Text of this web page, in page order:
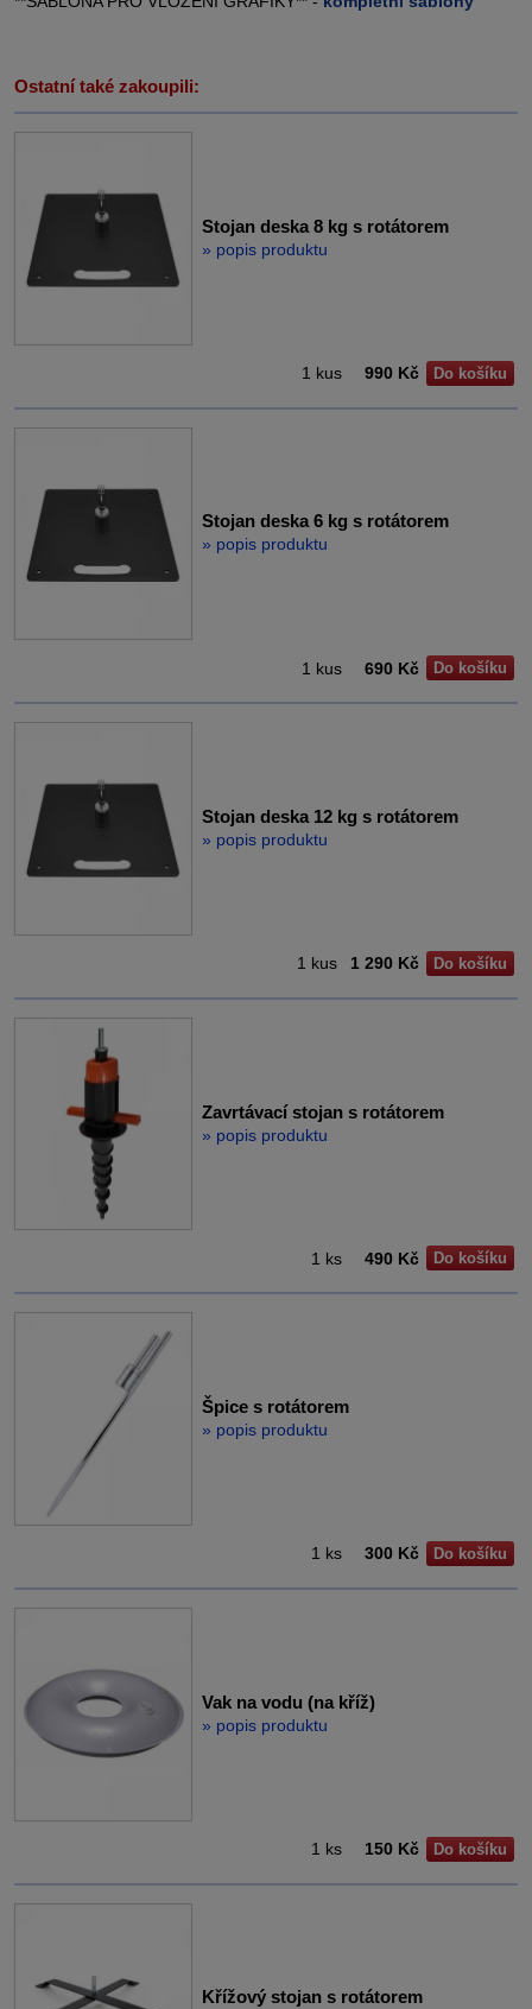
Ostatní také zakoupili:
Stojan deska 8 kg s rotátorem
» popis produktu
1 kus 990 Kč Do košíku
Stojan deska 6 kg s rotátorem
» popis produktu
1 kus 690 Kč Do košíku
Stojan deska 12 kg s rotátorem
» popis produktu
1 kus 1 290 Kč Do košíku
Zavrtávací stojan s rotátorem
» popis produktu
1 ks 490 Kč Do košíku
Špice s rotátorem
» popis produktu
1 ks 300 Kč Do košíku
Vak na vodu (na kříž)
» popis produktu
1 ks 150 Kč Do košíku
Křížový stojan s rotátorem